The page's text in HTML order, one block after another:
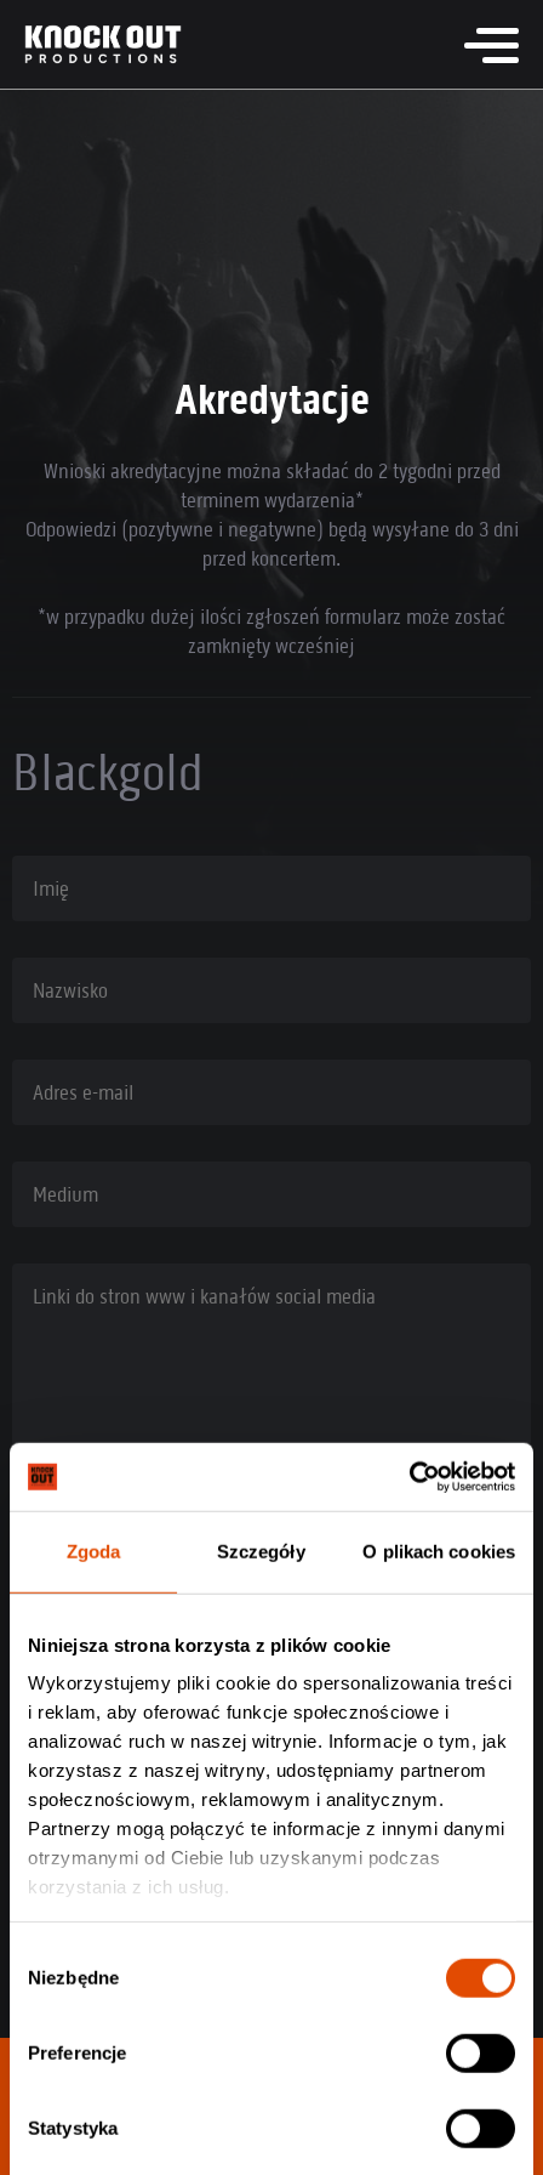
Zgoda Szczegóły O plikach cookies
Niniejsza strona korzysta z plików cookie
Wykorzystujemy pliki cookie do spersonalizowania treści
i reklam, aby oferować funkcje społecznościowe i
analizować ruch w naszej witrynie. Informacje o tym, jak
korzystasz z naszej witryny, udostępniamy partnerom
społecznościowym, reklamowym i analitycznym.
Partnerzy mogą połączyć te informacje z innymi danymi
otrzymanymi od Ciebie lub uzyskanymi podczas
korzystania z ich usług.
zgody
Niezbędne
Preferencje
Statystyka
Akredytacje
Wnioski akredytacyjne można składać do 2 tygodni przed
terminem wydarzenia*
Odpowiedzi (pozytywne i negatywne) będą wysyłane do 3 dni
przed koncertem.
*w przypadku dużej ilości zgłoszeń formularz może zostać
zamknięty wcześniej
Blackgold
Nazwisko
Adres e-mail
Medium
Linki do stron www i kanałów social media
Wyślij